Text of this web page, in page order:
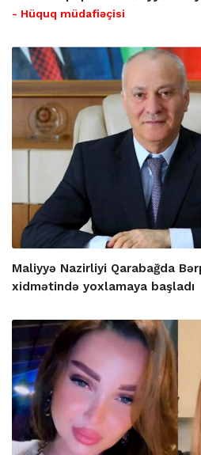
- Hüquq müdafiəçisi
Maliyyə Nazirliyi Qarabağda
xidmətində yoxlamaya başladı